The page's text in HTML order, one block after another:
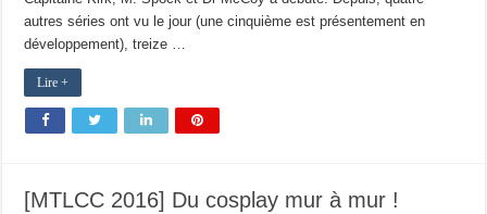
autres séries ont vu le jour (une cinquième est présentement en
développement), treize …
Lire +
[MTLCC 2016] Du cosplay mur à mur !